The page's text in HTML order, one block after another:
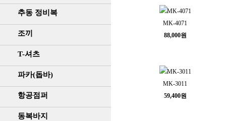
추동 정비복
조끼
T-셔츠
파카(돕바)
항공점퍼
동복바지
MK-4071
88,000원
MK-3011
59,400원